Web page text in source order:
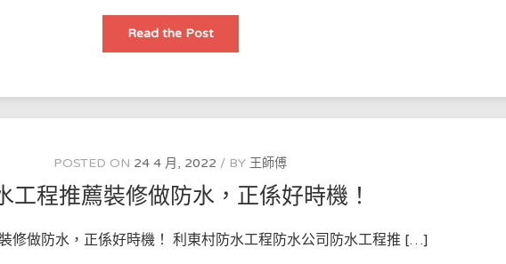
Read the Post防
工
料
於
裝
修
水
工
知
識，
POSTED ON 24 4 月, 2022 BY 王師傅
工程推薦裝修做防水，正係好時機！
修做防水，正係好時機！ 利東村防水工程防水公司防水工程推 […]